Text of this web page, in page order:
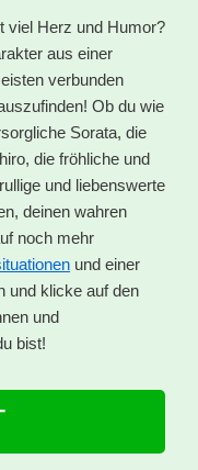
viel Herz und Humor?
aus einer
verbunden
Ob du wie
Sorata, die
die fröhliche und
und liebenswerte
deinen wahren
noch mehr
und einer
und klicke auf den
und
bist!